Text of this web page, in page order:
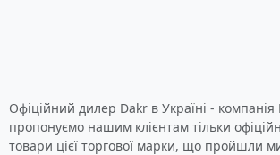
Офіційний дилер Dakr в Україні -
пропонуємо нашим клієнтам тільки
товари цієї торгової марки, що пройшли